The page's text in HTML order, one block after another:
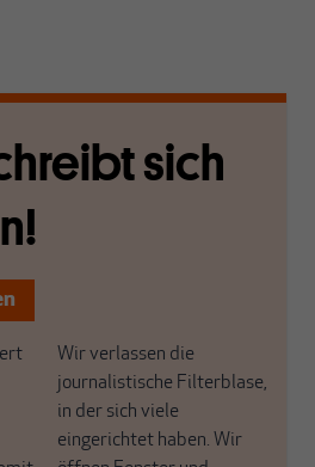
sich
Wir verlassen die
journalistische Filterblase,
in der sich viele
eingerichtet haben. Wir